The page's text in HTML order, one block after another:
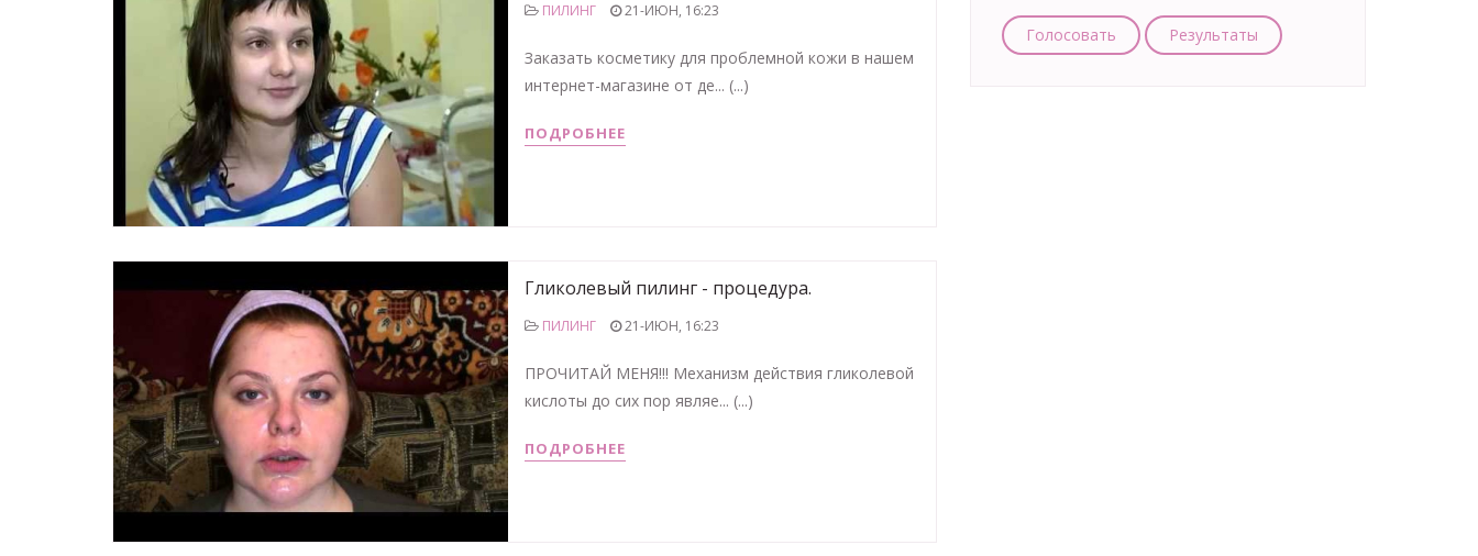
ПИЛИНГ 21-ИЮН, 16:23
Заказать косметику для проблемной кожи в нашем
интернет-магазине от де... (...)
ПОДРОБНЕЕ
Гликолевый пилинг - процедура.
ПИЛИНГ 21-ИЮН, 16:23
ПРОЧИТАЙ МЕНЯ!!! Механизм действия гликолевой
кислоты до сих пор являе... (...)
ПОДРОБНЕЕ
Голосовать Результаты